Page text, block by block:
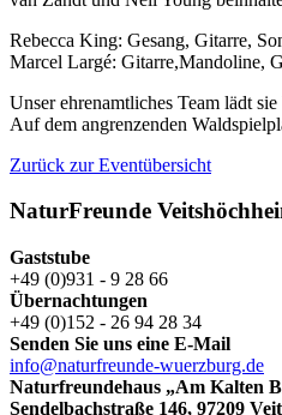
Rebecca King: Gesang, Gitarre,
Marcel Largé: Gitarre,Mandoline,
Unser ehrenamtliches Team lädt
Auf dem angrenzenden
Zurück zur Eventübersicht
NaturFreunde
Gaststube
+49 (0)931 - 9 28 66
Übernachtungen
+49 (0)152 - 26 94 28 34
Senden Sie uns eine E-Mail
info@naturfreunde-wuerzburg.de
Naturfreundehaus „Am Kalten
Sendelbachstraße 146, 97209